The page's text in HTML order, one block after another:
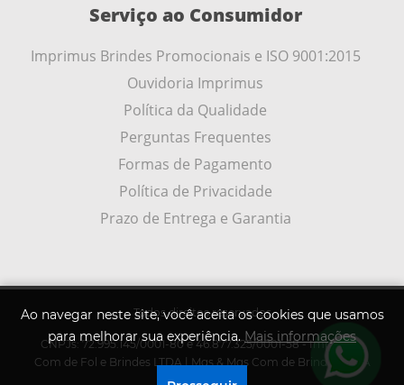
Ao navegar neste site, você aceita os cookies que usamos
para melhorar sua experiência.Mais informações
Serviço ao Consumidor
Imprimus Brindes Promocionais e ISO 9001:2015
Ouvidoria Imprimus
Política da Qualidade
Perguntas Frequentes
Formas de Pagamento
Política de Privacidade
Prazo de Entrega e Garantia
Todos direitos reservados
CNPJs: 72.995.145/0001-80 e 46.877.325/0001-58 - Imprimus
Com de Fol e Brindes LTDA | Mqs & Mqs Com de Brindes LTDA